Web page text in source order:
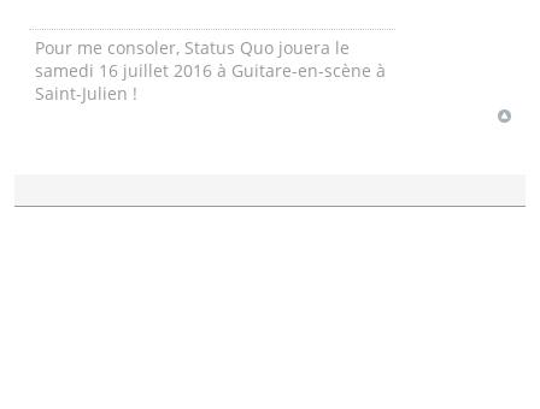
Pour me consoler, Status Quo jouera le
samedi 16 juillet 2016 à Guitare-en-scène à
Saint-Julien !